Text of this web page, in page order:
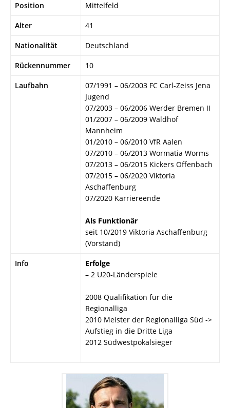
Position Mittelfeld
Alter 41
Nationalität Deutschland
Rückennummer 10
Laufbahn
07/1991 – 06/2003 FC Carl-Zeiss Jena
Jugend
07/2003 – 06/2006 Werder Bremen II
01/2007 – 06/2009 Waldhof
Mannheim
01/2010 – 06/2010 VfR Aalen
07/2010 – 06/2013 Wormatia Worms
07/2013 – 06/2015 Kickers Offenbach
07/2015 – 06/2020 Viktoria
Aschaffenburg
07/2020 Karriereende
Als Funktionär
seit 10/2019 Viktoria Aschaffenburg
(Vorstand)
Info
Erfolge
– 2 U20-Länderspiele
2008 Qualifikation für die
Regionalliga
2010 Meister der Regionalliga Süd ->
Aufstieg in die Dritte Liga
2012 Südwestpokalsieger